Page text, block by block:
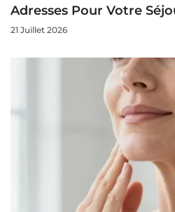
Adresses Pour Votre
21 Juillet 2026